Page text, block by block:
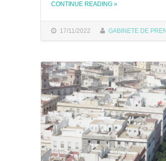
17/11/2022 GABINETE DE
CONTINUE READING »